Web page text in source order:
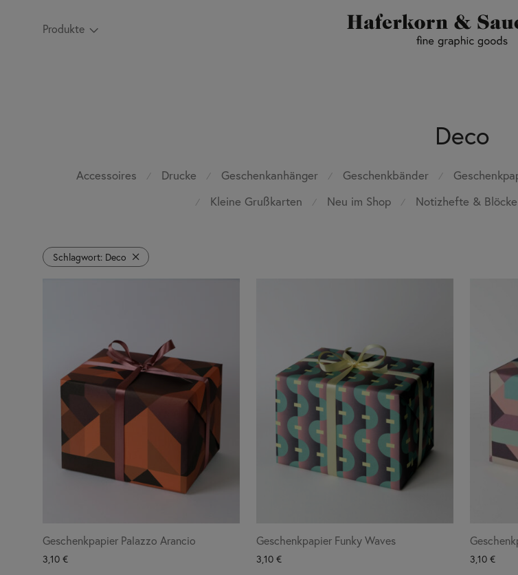
Produkte
Deco
Accessoires ⁄ Drucke ⁄ Geschenkanhänger ⁄ Geschenkbänder ⁄
⁄ Kleine Grußkarten ⁄ Neu im Shop ⁄ Notizhefte & Blöcke
Schlagwort: Deco
Geschenkpapier Palazzo Arancio
3,10 €
Geschenkpapier Funky Waves
3,10 € 3,10 €